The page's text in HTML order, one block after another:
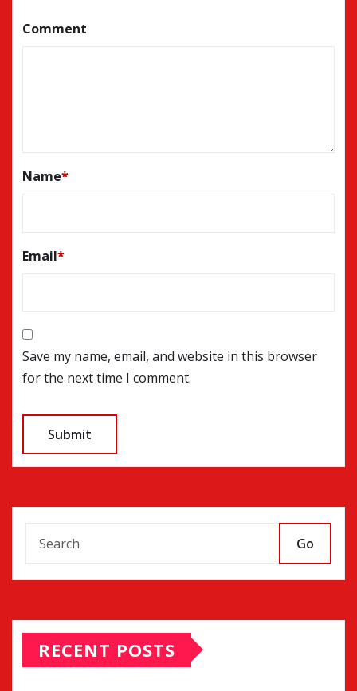
Comment
Name*
Email*
Save my name, email, and website in this browser
for the next time I comment.
Go
RECENT POSTS